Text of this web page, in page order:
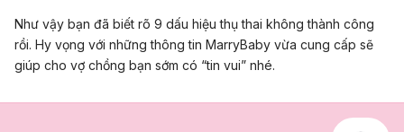
Như vậy bạn đã biết rõ 9 dấu hiệu thụ thai không thành công
rồi. Hy vọng với những thông tin MarryBaby vừa cung cấp sẽ
giúp cho vợ chồng bạn sớm có “tin vui” nhé.